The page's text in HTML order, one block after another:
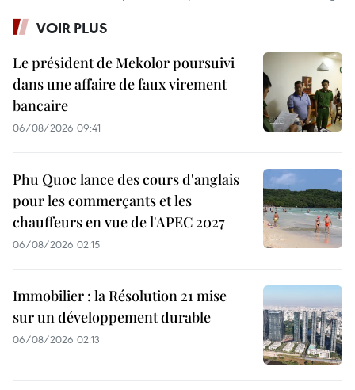
VOIR PLUS
Le président de Mekolor poursuivi
dans une affaire de faux virement
bancaire
06/08/2026 09:41
Phu Quoc lance des cours d'anglais
pour les commerçants et les
chauffeurs en vue de l'APEC 2027
06/08/2026 02:15
Immobilier : la Résolution 21 mise
sur un développement durable
06/08/2026 02:13